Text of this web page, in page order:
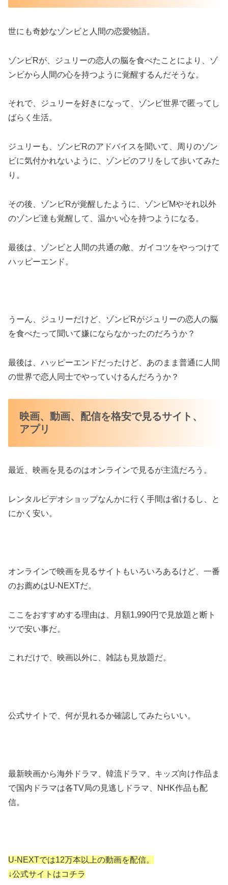
世にも奇妙なゾンビと人間の恋愛物語。
ゾンビRが、ジュリーの恋人の脳を食べたことにより、ゾ
ンビから人間の心を持つように覚醒するんだそうな。
それで、ジュリーを好きになって、ゾンビ世界で匿ってし
ばらく生活。
ジュリーも、ゾンビRのアドバイスを聞いて、周りのゾン
ビに気付かれないように、ゾンビのフリをして歩いてみた
り。
その後、ゾンビRが覚醒したように、ゾンビMやそれ以外
のゾンビ達も覚醒して、温かい心を持つようになる。
最後は、ゾンビと人間の共通の敵、ガイコツをやっつけて
ハッピーエンド。
うーん、ジュリーだけど、ゾンビRがジュリーの恋人の脳
を食べたって聞いて嫌にならなかったのだろうか？
最後は、ハッピーエンドだったけど、あのまま普通に人間
の世界で恋人同士でやっていけるんだろうか？
映画、動画、配信を格安で見るサイト、
アプリ
最近、映画を見るのはオンラインで見るが主流だろう。
レンタルビデオショップなんかに行く手間は省けるし、と
にかく安い。
オンラインで映画を見るサイトもいろいろあるけど、一番
のお薦めはU-NEXTだ。
ここをおすすめする理由は、月額1,990円で見放題と断ト
ツで安い事だ。
これだけで、映画以外に、雑誌も見放題だ。
公式サイトで、何が見れるか確認してみたらいい。
最新映画から海外ドラマ、韓流ドラマ、キッズ向け作品ま
で国内ドラマは各TV局の見逃しドラマ、NHK作品も配
信。
U-NEXTでは12万本以上の動画を配信。
↓公式サイトはコチラ